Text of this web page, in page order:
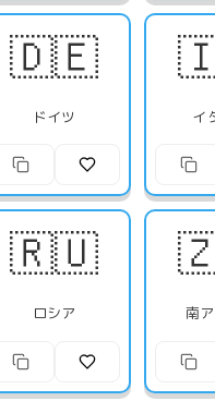
🇩🇪
ドイツ イ
🇷🇺
ロシア 南